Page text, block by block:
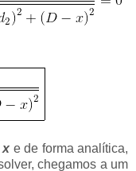
x e de forma analítica,
chegamos a um